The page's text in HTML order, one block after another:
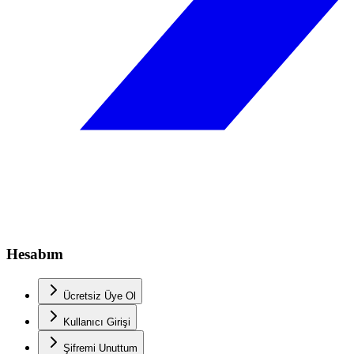
Hesabım
Ücretsiz Üye Ol
Kullanıcı Girişi
Şifremi Unuttum